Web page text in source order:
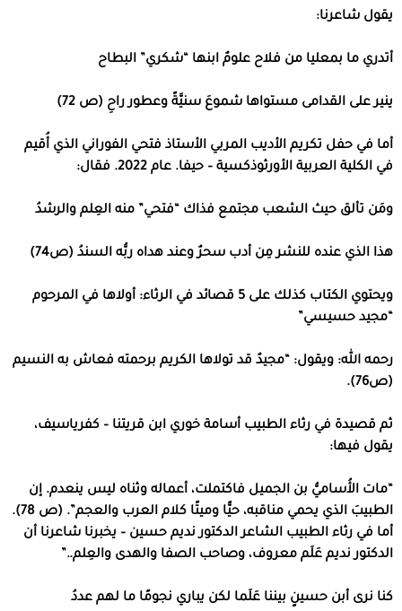
يقول شاعرنا:
أتدري ما بمعليا من فلاح علومٌ ابنها “شكري” البطاح
ينير على القدامى مستواها شموعَ سنيَّةً وعطور راحِ (ص 72)
أما في حفل تكريم الأديب المربي الأستاذ فتحي الفوراني الذي أُقيم
في الكلية العربية الأورثوذكسية – حيفا. عام 2022. فقال:
ومَن تألق حيث الشعب مجتمع فذاك “فتحي” منه العِلم والرشدُ
هذا الذي عنده للنشر مِن أدب سحرٌ وعند هداه ربُّه السندُ (ص74)
ويحتوي الكتاب كذلك على 5 قصائد في الرثاء: أولاها في المرحوم
“مجيد حسيسي”
رحمه الله: ويقول: “مجيدٌ قد تولاها الكريم برحمته فعاش به النسيم
(ص76).
ثم قصيدة في رثاء الطبيب أسامة خوري ابن قريتنا – كفرياسيف،
يقول فيها:
“مات الأُساميُّ بن الجميل فاكتملت، أعماله وثناه ليس ينعدم. إن
الطبيبَ الذي يحمي مناقبه، حيًّا وميتًا كلام العرب والعجم”. (ص 78).
أما في رثاء الطبيب الشاعر الدكتور نديم حسين – يخبرنا شاعرنا أن
الدكتور نديم عَلَم معروف، وصاحب الصفا والهدى والعِلم..”
كنا نرى أبن حسينٍ بيننا عَلَما لكن يباري نجومًا ما لهم عددُ